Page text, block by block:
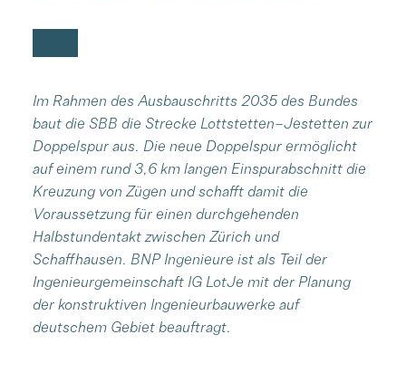
Im Rahmen des Ausbauschritts 2035 des Bundes
baut die SBB die Strecke Lottstetten–Jestetten zur
Doppelspur aus. Die neue Doppelspur ermöglicht
auf einem rund 3,6 km langen Einspurabschnitt die
Kreuzung von Zügen und schafft damit die
Voraussetzung für einen durchgehenden
Halbstundentakt zwischen Zürich und
Schaffhausen. BNP Ingenieure ist als Teil der
Ingenieurgemeinschaft IG LotJe mit der Planung
der konstruktiven Ingenieurbauwerke auf
deutschem Gebiet beauftragt.